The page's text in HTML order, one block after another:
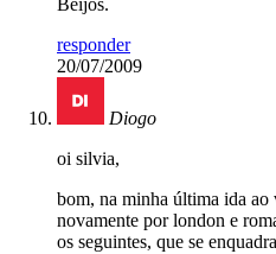
Beijos.
responder
20/07/2009
Diogo
oi silvia,
bom, na minha última ida ao
novamente por london e
os seguintes, que se